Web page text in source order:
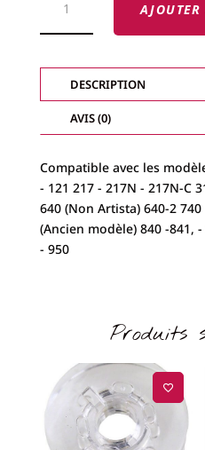
BERNINA
MÉTAL
DESCRIPTION
AVIS (0)
Compatible avec les
- 121 217 - 217N - 217N-C
640 (Non Artista) 640-2
(Ancien modèle) 840 -841,
- 950
Produits